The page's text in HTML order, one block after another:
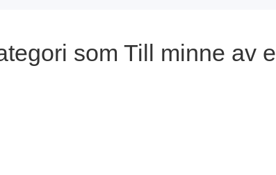
som Till minne av